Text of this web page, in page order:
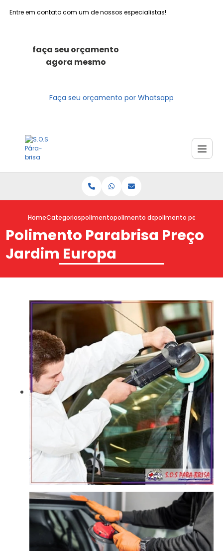
Entre em contato com um de nossos especialistas!
faça seu orçamento
agora mesmo
Faça seu orçamento por Whatsapp
HomeCategoriaspolimentopolimento de parabrisapolimento parabrisa
Polimento Parabrisa Preço
Jardim Europa